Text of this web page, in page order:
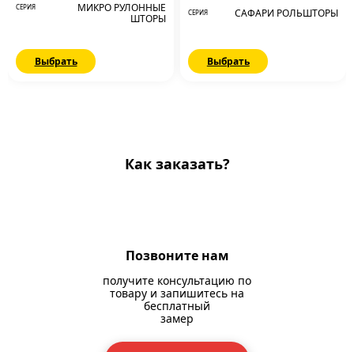
СЕРИЯ
МИКРО РУЛОННЫЕ
ШТОРЫ
Выбрать
СЕРИЯ САФАРИ РОЛЬШТОРЫ
Выбрать
Как заказать?
Позвоните нам
получите консультацию по
товару и запишитесь на
бесплатный
замер